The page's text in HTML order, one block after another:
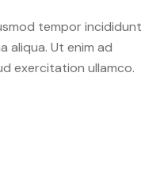
tempor incididunt
aliqua. Ut enim ad
exercitation ullamco.